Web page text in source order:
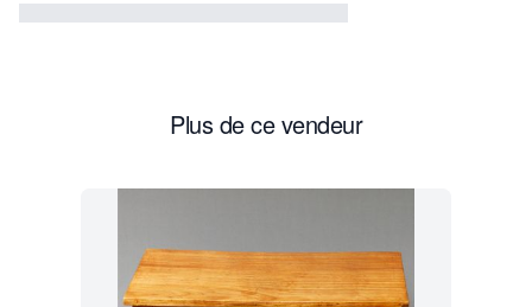
Plus de ce vendeur